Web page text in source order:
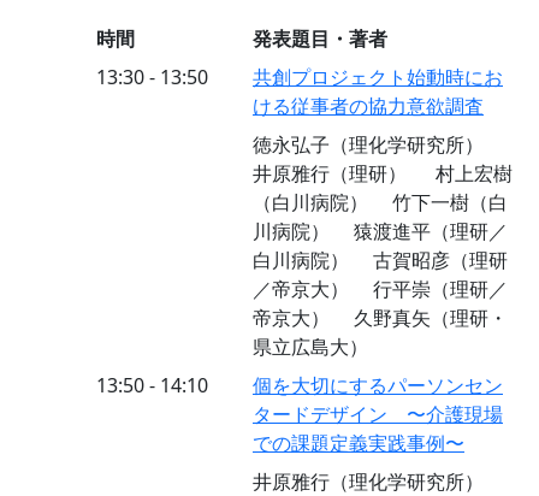
時間
発表題目・著者
13:30 - 13:50
共創プロジェクト始動時にお
ける従事者の協力意欲調査
徳永弘子（理化学研究所）
井原雅行（理研） 村上宏樹
（白川病院） 竹下一樹（白
川病院） 猿渡進平（理研／
白川病院） 古賀昭彦（理研
／帝京大） 行平崇（理研／
帝京大） 久野真矢（理研・
県立広島大）
13:50 - 14:10
個を大切にするパーソンセン
タードデザイン 〜介護現場
での課題定義実践事例〜
井原雅行（理化学研究所）